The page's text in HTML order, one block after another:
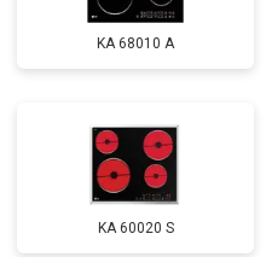
KA 68010 A
KA 60020 S